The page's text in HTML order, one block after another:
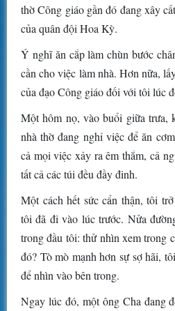
thờ Công giáo gần đó đang xây
của quân đội Hoa Kỳ.
Ý nghĩ ăn cắp làm chùn bước
cần cho việc làm nhà. Hơn nữa,
của đạo Công giáo đối với tôi lúc
Một hôm nọ, vào buổi giữa trưa,
nhà thờ đang nghỉ việc để ăn
cả mọi việc xảy ra êm thắm, cả
tất cả các túi đều đầy đinh.
Một cách hết sức cẩn thận, tôi
tôi đã đi vào lúc trước. Nửa
trong đầu tôi: thử nhìn xem trong
đó? Tò mò mạnh hơn sự sợ hãi,
để nhìn vào bên trong.
Ngay lúc đó, một ông Cha đang